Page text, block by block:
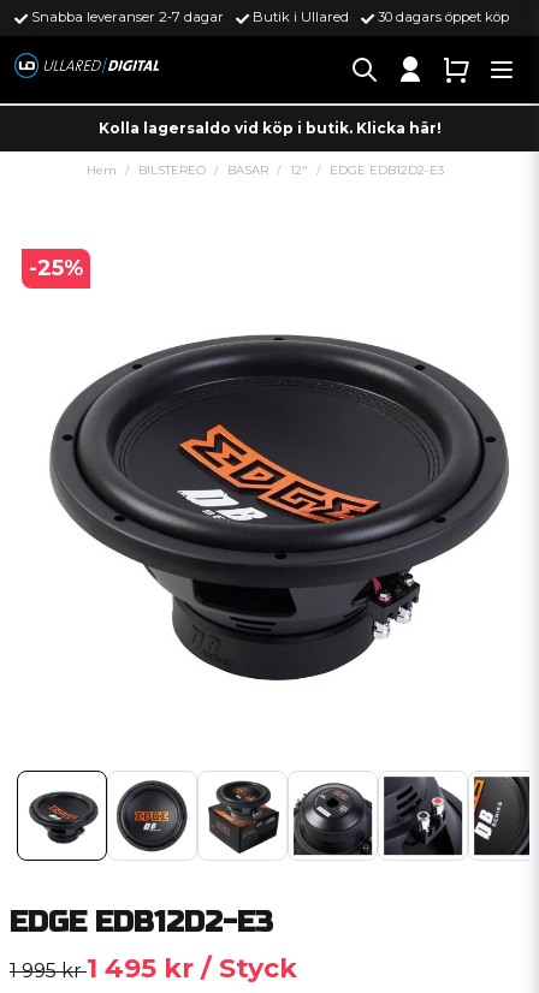
Snabba leveranser 2-7 dagar Butik i Ullared 30 dagars öppet köp
Kolla lagersaldo vid köp i butik. Klicka här!
Hem BILSTEREO BASAR 12" EDGE EDB12D2-E3
-25%
EDGE EDB12D2-E3
1 995 kr1 495 kr / Styck